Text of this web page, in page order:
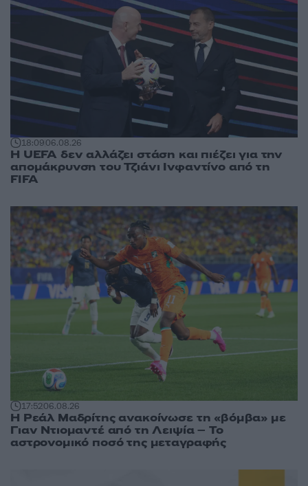
18:0906.08.26
Η UEFA δεν αλλάζει στάση και πιέζει για την
απομάκρυνση του Τζιάνι Ινφαντίνο από τη
FIFA
17:5206.08.26
Η Ρεάλ Μαδρίτης ανακοίνωσε τη «βόμβα» με
Γιαν Ντιομαντέ από τη Λειψία – Το
αστρονομικό ποσό της μεταγραφής